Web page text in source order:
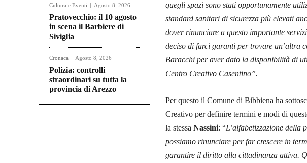
Cultura e Eventi Agosto 8, 2026
Pratovecchio: il 10 agosto
in scena il Barbiere di
Siviglia
Cronaca Agosto 8, 2026
Polizia: controlli
straordinari su tutta la
provincia di Arezzo
quegli spazi sono stati opportunamente
standard sanitari di sicurezza più elevati
dover rinunciare a questo importante
deciso di farci garanti per trovare un’altra
Baracchi per aver dato la disponibilità di
Centro Creativo Casentino”.
Per questo il Comune di Bibbiena ha
Creativo per definire termini e modi di
la stessa Nassini: “L’alfabetizzazione
possiamo rinunciare per far crescere in
garantire il diritto alla cittadinanza attiva.